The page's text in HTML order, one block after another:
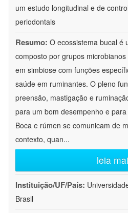
um estudo longitudinal e de
periodontais
Resumo: O ecossistema bucal é
composto por grupos
em simbiose com funções
saúde em ruminantes. O pleno
preensão, mastigação e
para um bom desempenho e
Boca e rúmen se comunicam de
contexto, quan...
leia
Instituição/UF/País:
Brasil